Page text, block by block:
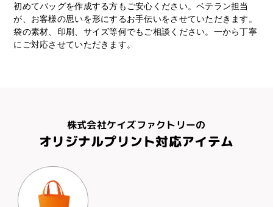
初めてバッグを作成する方もご安心ください。ベテラン担当
が、お客様の思いを形にするお手伝いをさせていただきます。
袋の素材、印刷、サイズ等何でもご相談ください。一から丁寧
にご対応させていただきます。
株式会社ケイズファクトリーの
オリジナルプリント対応アイテム